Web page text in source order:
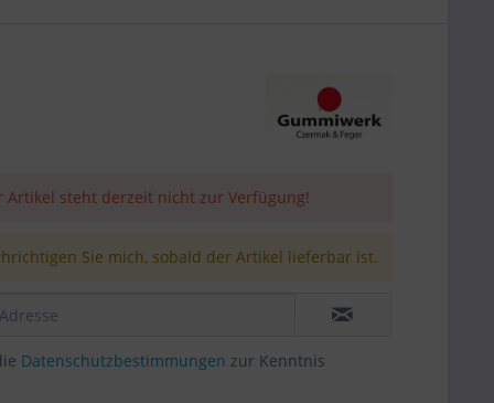
Artikel steht derzeit nicht zur Verfügung!
Sie mich, sobald der Artikel lieferbar ist.
Datenschutzbestimmungen zur Kenntnis